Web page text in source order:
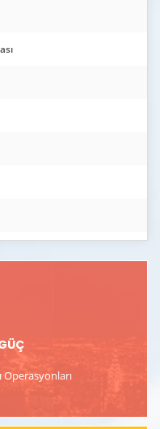
Operasyonları